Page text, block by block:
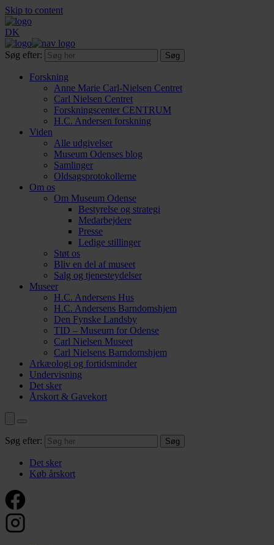
Skip to content
DK
Søg efter:
Forskning
Anne Marie Carl-Nielsen Centret
Carl Nielsen Centret
Forsknings­center CENTRUM
H.C. Andersen forskning
Viden
Alle udgivelser
Museum Odenses blog
Samlinger
Oldsagsprotokollerne
Om os
Om Museum Odense
Bestyrelse og strategi
Medarbejdere
Presse
Ledige stillinger
Støt os
Bliv en del af museet
Salg og tjenesteydelser
Museer
H.C. Andersens Hus
H.C. Andersens Barndomshjem
Den Fynske Landsby
TID – Museum for Odense
Carl Nielsen Museet
Carl Nielsens Barndomshjem
Arkæologi og fortidsminder
Undervisning
Det sker
Årskort & Gavekort
Søg efter:
Det sker
Køb årskort